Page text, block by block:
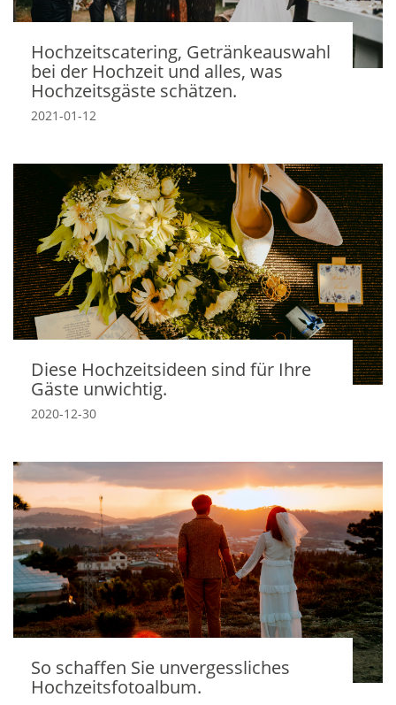
Hochzeitscatering, Getränkeauswahl
bei der Hochzeit und alles, was
Hochzeitsgäste schätzen.
2021-01-12
Diese Hochzeitsideen sind für Ihre
Gäste unwichtig.
2020-12-30
So schaffen Sie unvergessliches
Hochzeitsfotoalbum.